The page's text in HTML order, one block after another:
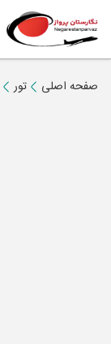
صفحه اصلی تور